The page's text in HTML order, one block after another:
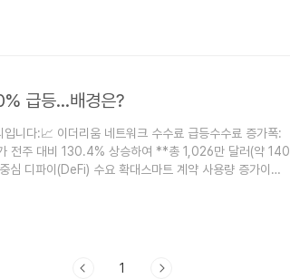
급등…배경은?
니다:📈 이더리움 네트워크 수수료 급등수수료 증가폭:
전주 대비 130.4% 상승하여 **총 1,026만 달러(약 140
심 디파이(DeFi) 수요 확대스마트 계약 사용량 증가이로
킹 및 준비금 운영으로 방향 전환채굴 자산 매각 후 이더
1